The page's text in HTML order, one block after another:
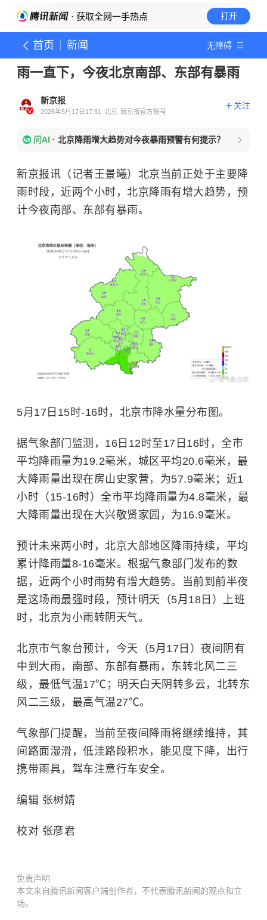
· 获取全网一手热点 打开
首页 新闻 无障碍
雨一直下，今夜北京南部、东部有暴雨
新京报
2026年5月17日17:51 北京 新京报官方账号
关注
问AI · 北京降雨增大趋势对今夜暴雨预警有何提示？
新京报讯（记者王景曦）北京当前正处于主要降
雨时段，近两个小时，北京降雨有增大趋势，预
计今夜南部、东部有暴雨。
5月17日15时-16时，北京市降水量分布图。
据气象部门监测，16日12时至17日16时，全市
平均降雨量为19.2毫米，城区平均20.6毫米，最
大降雨量出现在房山史家营，为57.9毫米；近1
小时（15-16时）全市平均降雨量为4.8毫米，最
大降雨量出现在大兴敬贤家园，为16.9毫米。
预计未来两小时，北京大部地区降雨持续，平均
累计降雨量8-16毫米。根据气象部门发布的数
据，近两个小时雨势有增大趋势。当前到前半夜
是这场雨最强时段，预计明天（5月18日）上班
时，北京为小雨转阴天气。
北京市气象台预计，今天（5月17日）夜间阴有
中到大雨，南部、东部有暴雨，东转北风二三
级，最低气温17℃；明天白天阴转多云，北转东
风二三级，最高气温27℃。
气象部门提醒，当前至夜间降雨将继续维持，其
间路面湿滑，低洼路段积水，能见度下降，出行
携带雨具，驾车注意行车安全。
编辑 张树婧
校对 张彦君
免责声明
本文来自腾讯新闻客户端创作者，不代表腾讯新闻的观点和立
场。